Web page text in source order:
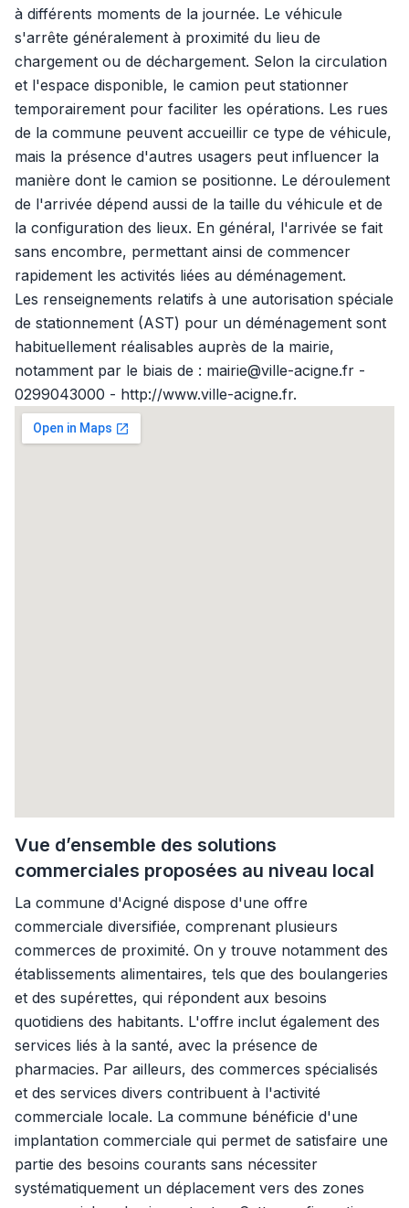
à différents moments de la journée. Le véhicule
s'arrête généralement à proximité du lieu de
chargement ou de déchargement. Selon la circulation
et l'espace disponible, le camion peut stationner
temporairement pour faciliter les opérations. Les rues
de la commune peuvent accueillir ce type de véhicule,
mais la présence d'autres usagers peut influencer la
manière dont le camion se positionne. Le déroulement
de l'arrivée dépend aussi de la taille du véhicule et de
la configuration des lieux. En général, l'arrivée se fait
sans encombre, permettant ainsi de commencer
rapidement les activités liées au déménagement.
Les renseignements relatifs à une autorisation spéciale
de stationnement (AST) pour un déménagement sont
habituellement réalisables auprès de la mairie,
notamment par le biais de : mairie@ville-acigne.fr -
0299043000 - http://www.ville-acigne.fr.
Vue d’ensemble des solutions
commerciales proposées au niveau local
La commune d'Acigné dispose d'une offre
commerciale diversifiée, comprenant plusieurs
commerces de proximité. On y trouve notamment des
établissements alimentaires, tels que des boulangeries
et des supérettes, qui répondent aux besoins
quotidiens des habitants. L'offre inclut également des
services liés à la santé, avec la présence de
pharmacies. Par ailleurs, des commerces spécialisés
et des services divers contribuent à l'activité
commerciale locale. La commune bénéficie d'une
implantation commerciale qui permet de satisfaire une
partie des besoins courants sans nécessiter
systématiquement un déplacement vers des zones